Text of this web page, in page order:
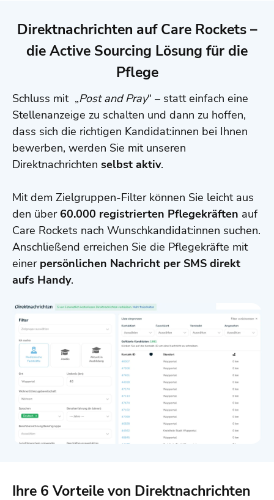
Direktnachrichten auf Care Rockets –
die Active Sourcing Lösung für die
Pflege
Schluss mit „Post and Pray“ – statt einfach eine
Stellenanzeige zu schalten und dann zu hoffen,
dass sich die richtigen Kandidat:innen bei Ihnen
bewerben, werden Sie mit unseren
Direktnachrichten selbst aktiv.
Mit dem Zielgruppen-Filter können Sie leicht aus
den über 60.000 registrierten Pflegekräften auf
Care Rockets nach Wunschkandidat:innen suchen.
Anschließend erreichen Sie die Pflegekräfte mit
einer persönlichen Nachricht per SMS direkt
aufs Handy.
Ihre 6 Vorteile von Direktnachrichten